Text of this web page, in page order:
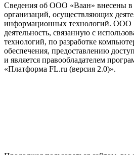
Сведения об ООО «Ваан» внесены в
организаций, осуществляющих
информационных технологий. ООО
деятельность, связанную с
технологий, по разработке
обеспечения, предоставлению
и является правообладателем
«Платформа FL.ru (версия 2.0)».